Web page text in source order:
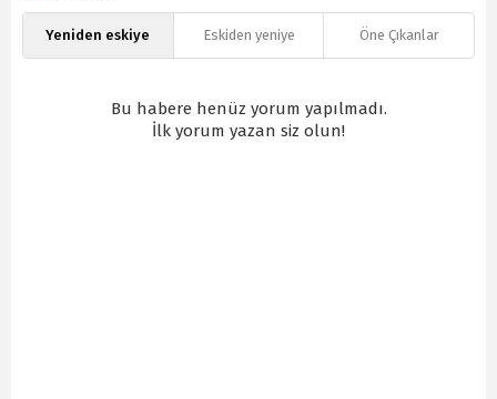
Yeniden eskiye Eskiden yeniye Öne Çıkanlar
Bu habere henüz yorum yapılmadı.
İlk yorum yazan siz olun!